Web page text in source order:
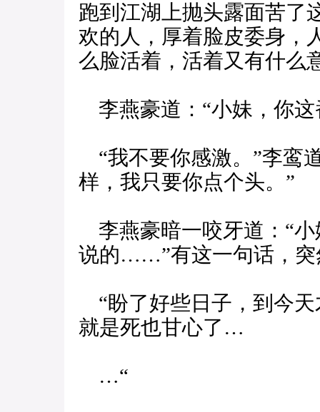
跑到江湖上抛头露面苦了
欢的人，厚着脸皮委身，
么脸活着，活着又有什
李燕豪道：“小妹，你
“我不要你感激。”李鸾
样，我只要你点个头。”
李燕豪暗一咬牙道：“
说的……”有这一句话，突
“盼了好些日子，到今
就是死也甘心了…
…“